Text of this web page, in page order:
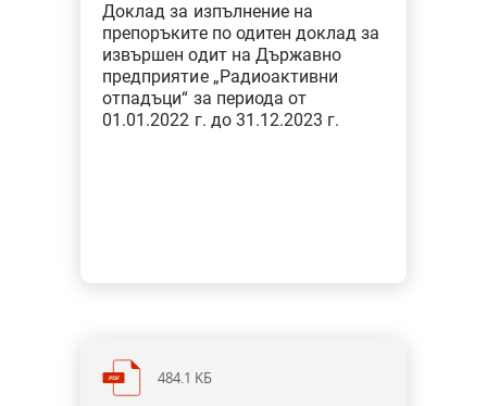
Тип: Специфичен одит
Дадените 6 препоръки на
изпълнителния директор на ДПРАО
Доклад за изпълнение на
препоръките по одитен доклад за
извършен одит на Държавно
предприятие „Радиоактивни
отпадъци“ за периода от
01.01.2022 г. до 31.12.2023 г.
484.1 KБ